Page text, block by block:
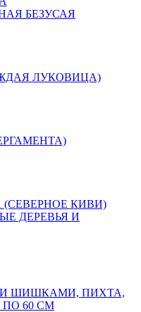
БЕЗУСАЯ
ЛУКОВИЦА)
КИВИ)
ДЕРЕВЬЯ И
ШИШКАМИ, ПИХТА,
60 СМ